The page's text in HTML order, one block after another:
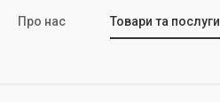
Про нас Товари та послуги